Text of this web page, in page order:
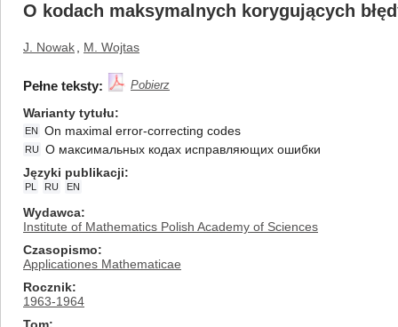
O kodach maksymalnych korygujących
J. Nowak M. Wojtas
Pełne teksty: Pobierz
Warianty tytułu
EN On maximal error-correcting codes
RU
О максимальных кодах исправляющих ошибки
Języki publikacji
PL RU EN
Wydawca
Institute of Mathematics Polish Academy of Sciences
Czasopismo
Applicationes Mathematicae
Rocznik
1963-1964